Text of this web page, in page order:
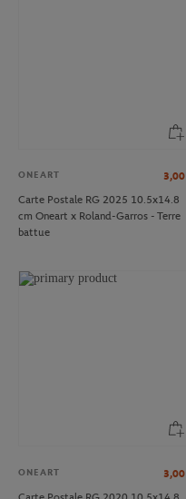
ONEART 3,00
Carte Postale RG 2025 10.5x14.8
cm Oneart x Roland-Garros - Terre
battue
ONEART 3,00